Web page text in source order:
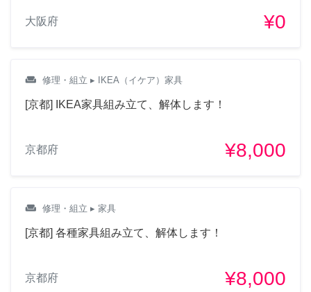
大阪府 ¥0
weekend 修理・組立 ▸ IKEA（イケア）家具
[京都] IKEA家具組み立て、解体します！
京都府 ¥8,000
weekend 修理・組立 ▸ 家具
[京都] 各種家具組み立て、解体します！
京都府 ¥8,000